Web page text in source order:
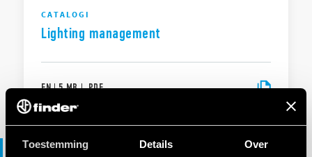
Toestemming Details Over
CATALOGI
Lighting management
EN|5 MB| .PDF
Verklaring van overeenstemming